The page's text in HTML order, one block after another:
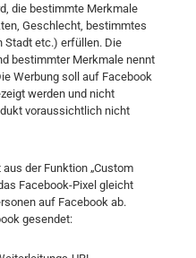
die bestimmte Merkmale
Geschlecht, bestimmtes
Stadt etc.) erfüllen. Die
bestimmter Merkmale nennt
Werbung soll auf Facebook
werden und nicht
voraussichtlich nicht
der Funktion „Custom
Facebook-Pixel gleicht
auf Facebook ab.
gesendet: